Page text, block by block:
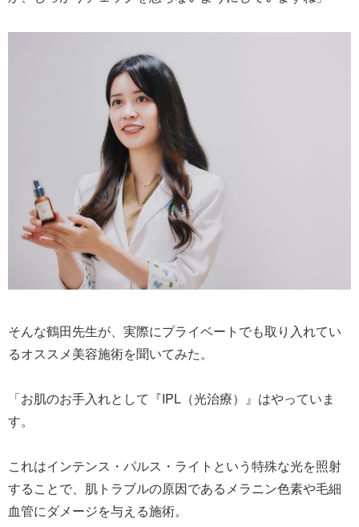
そんな鶴田先生が、実際にプライベートでも取り入れてい
るオススメ美容施術を聞いてみた。
「お肌のお手入れとして『IPL（光治療）』はやっていま
す。
これはインテンス・パルス・ライトという特殊な光を照射
することで、肌トラブルの原因であるメラニン色素や毛細
血管にダメージを与える施術。